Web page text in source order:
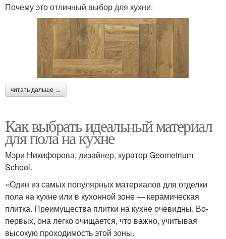
Почему это отличный выбор для кухни:
читать дальше →
Как выбрать идеальный материал
для пола на кухне
Мэри Никифорова, дизайнер, куратор Geometrium
School.
«Один из самых популярных материалов для отделки
пола на кухне или в кухонной зоне — керамическая
плитка. Преимущества плитки на кухне очевидны. Во-
первых, она легко очищается, что важно, учитывая
высокую проходимость этой зоны.